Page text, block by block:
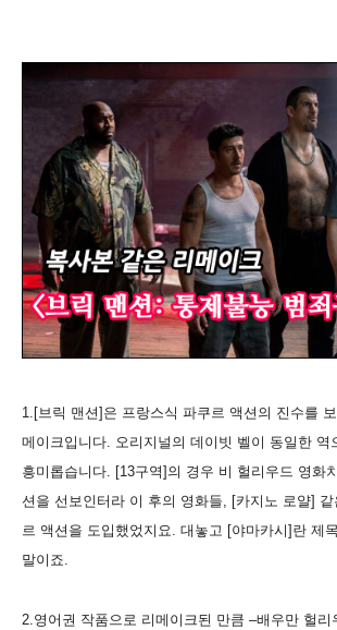
1.[브릭 맨션]은 프랑스식 파쿠르 액션의 진수를
메이크입니다. 오리지널의 데이빗 벨이 동일한 역
흥미롭습니다. [13구역]의 경우 비 헐리우드 영화
션을 선보인터라 이 후의 영화들, [카지노 로얄]
르 액션을 도입했었지요. 대놓고 [야마카시]란 제
말이죠.
2.영어권 작품으로 리메이크된 만큼 –배우만 헐리